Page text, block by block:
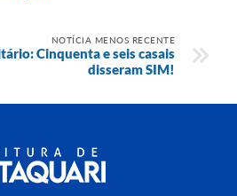
NOTÍCIA MENOS RECENTE
Cinquenta e seis casais
disseram SIM!